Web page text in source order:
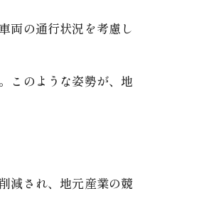
両の通行状況を考慮し
このような姿勢が、地
減され、地元産業の競